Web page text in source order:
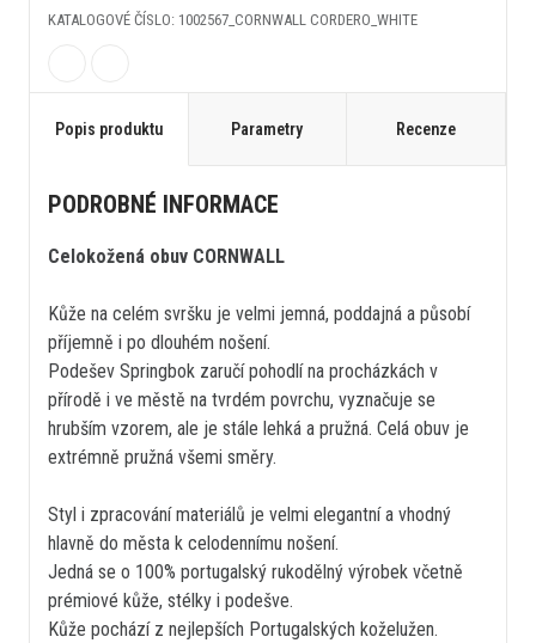
KATALOGOVÉ ČÍSLO: 1002567_CORNWALL CORDERO_WHITE
Popis produktu Parametry Recenze
PODROBNÉ INFORMACE
Celokožená obuv CORNWALL
Kůže na celém svršku je velmi jemná, poddajná a působí
příjemně i po dlouhém nošení.
Podešev Springbok zaručí pohodlí na procházkách v
přírodě i ve městě na tvrdém povrchu, vyznačuje se
hrubším vzorem, ale je stále lehká a pružná. Celá obuv je
extrémně pružná všemi směry.
Styl i zpracování materiálů je velmi elegantní a vhodný
hlavně do města k celodennímu nošení.
Jedná se o 100% portugalský rukodělný výrobek včetně
prémiové kůže, stélky i podešve.
Kůže pochází z nejlepších Portugalských koželužen.